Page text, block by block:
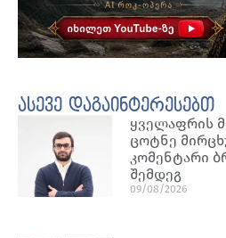
ასევე დაგაინტერესებთ
ყველაფრის
ცოტნე
კომენტარი
შემდეგ
09/08/2026